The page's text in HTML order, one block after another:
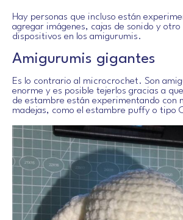
Hay personas que incluso están
agregar imágenes, cajas de sonido y
dispositivos en los amigurumis.
Amigurumis gigantes
Es lo contrario al microcrochet. Son
enorme y es posible tejerlos gracias a
de estambre están experimentando con
madejas, como el estambre puffy o tipo